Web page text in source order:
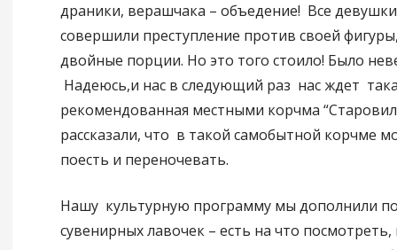
драники, верашчака – объедение! Все
совершили преступление против своей
двойные порции. Но это того стоило! Было
Надеюсь,и нас в следующий раз нас ждет
рекомендованная местными корчма
рассказали, что в такой самобытной корчме
поесть и переночевать.
Нашу культурную программу мы дополнили
сувенирных лавочек – есть на что посмотреть,